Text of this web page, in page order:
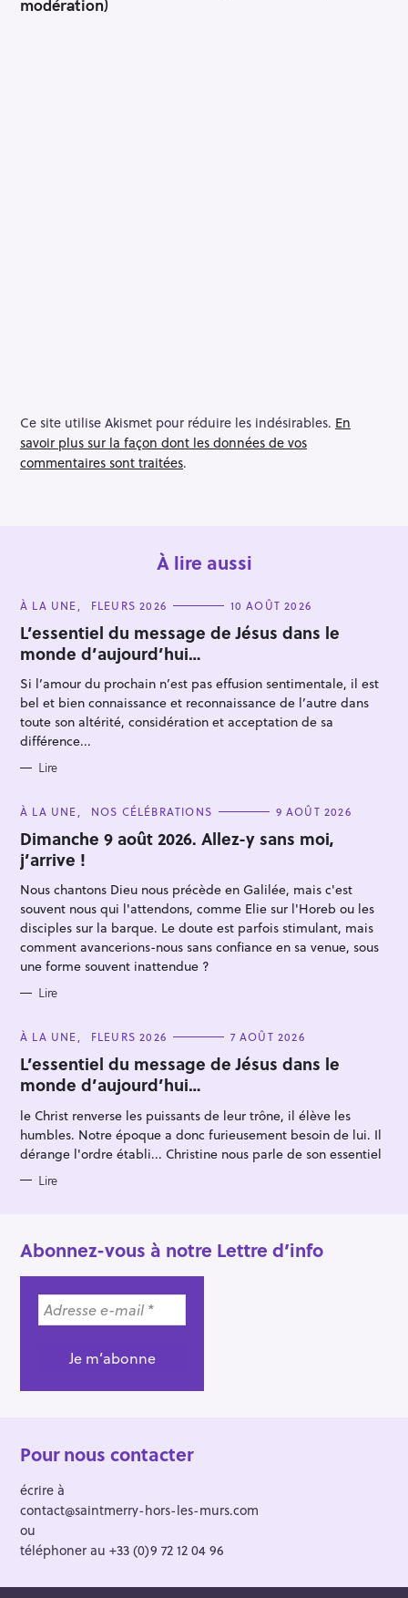
modération)
Ce site utilise Akismet pour réduire les indésirables. En
savoir plus sur la façon dont les données de vos
commentaires sont traitées.
À lire aussi
C
T
E
G
O
R
I
E
S
À LA UNE FLEURS 2026 10 AOÛT 2026
L’essentiel du message de Jésus dans le
monde d’aujourd’hui…
Si l’amour du prochain n’est pas effusion sentimentale, il est
bel et bien connaissance et reconnaissance de l’autre dans
toute son altérité, considération et acceptation de sa
différence...
Lire
C
T
E
G
O
R
I
E
S
À LA UNE NOS CÉLÉBRATIONS 9 AOÛT 2026
Dimanche 9 août 2026. Allez-y sans moi,
j’arrive !
Nous chantons Dieu nous précède en Galilée, mais c'est
souvent nous qui l'attendons, comme Elie sur l'Horeb ou les
disciples sur la barque. Le doute est parfois stimulant, mais
comment avancerions-nous sans confiance en sa venue, sous
une forme souvent inattendue ?
Lire
C
T
E
G
O
R
I
E
S
À LA UNE FLEURS 2026 7 AOÛT 2026
L’essentiel du message de Jésus dans le
monde d’aujourd’hui…
le Christ renverse les puissants de leur trône, il élève les
humbles. Notre époque a donc furieusement besoin de lui. Il
dérange l'ordre établi... Christine nous parle de son essentiel
Lire
Abonnez-vous à notre Lettre d’info
Pour nous contacter
écrire à
contact@saintmerry-hors-les-murs.com
ou
téléphoner au +33 (0)9 72 12 04 96